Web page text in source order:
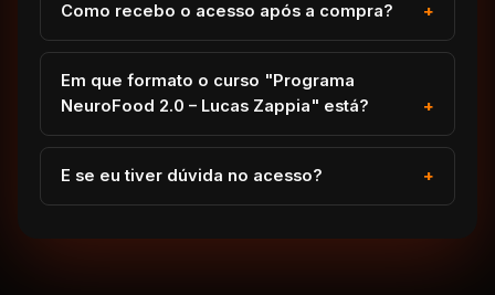
Como recebo o acesso após a compra?
Em que formato o curso "Programa
NeuroFood 2.0 – Lucas Zappia" está?
E se eu tiver dúvida no acesso?